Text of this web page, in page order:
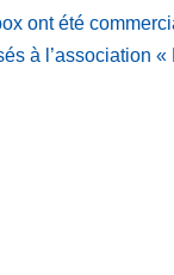
ont été
à l’association «